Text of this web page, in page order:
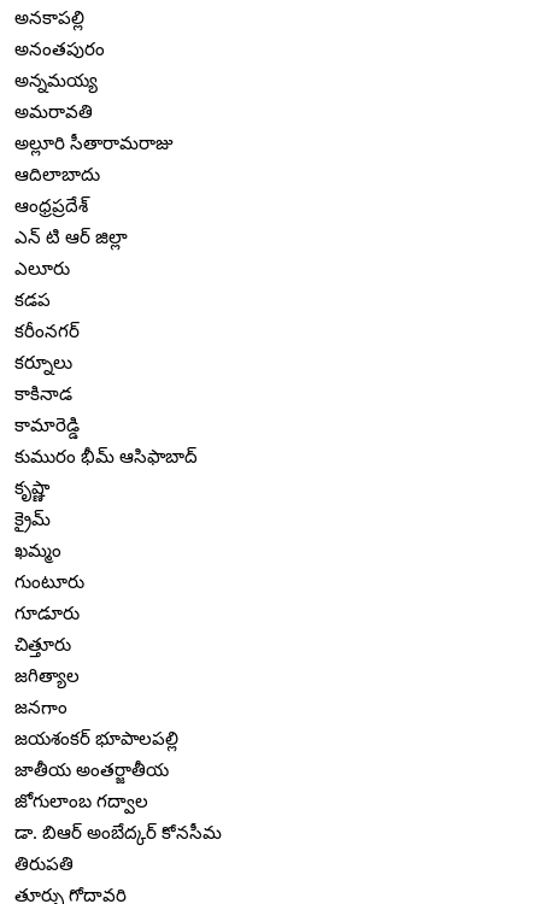
అనకాపల్లి
అనంతపురం
అన్నమయ్య
అమరావతి
అల్లూరి సీతారామరాజు
ఆదిలాబాదు
ఆంధ్రప్రదేశ్
ఎన్ టి ఆర్ జిల్లా
ఎలూరు
కడప
కరీంనగర్
కర్నూలు
కాకినాడ
కామారెడ్డి
కుమురం భీమ్ ఆసిఫాబాద్
కృష్ణా
క్రైమ్
ఖమ్మం
గుంటూరు
గూడూరు
చిత్తూరు
జగిత్యాల
జనగాం
జయశంకర్ భూపాలపల్లి
జాతీయ అంతర్జాతీయ
జోగులాంబ గద్వాల
డా. బిఆర్ అంబేద్కర్ కోనసీమ
తిరుపతి
తూర్పు గోదావరి